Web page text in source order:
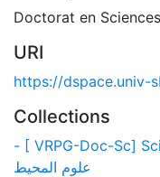
Doctorat en Sciences
URI
https://dspace.univ-
Collections
- [ VRPG-Doc-Sc]
علوم المحيط